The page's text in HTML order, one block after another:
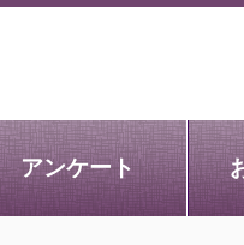
アンケート